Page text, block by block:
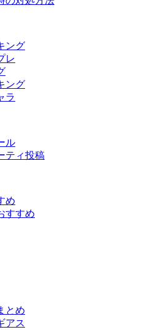
ング
レ
ング
ラ
ル
ティ投稿
め
すすめ
とめ
アス